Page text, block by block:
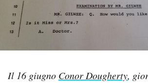
PODCAST
I MIEI PREFERITI
Il 16 giugno Conor Dougherty,